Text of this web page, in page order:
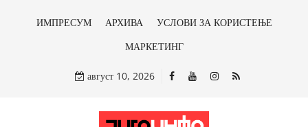
ИМПРЕСУМ АРХИВА
УСЛОВИ ЗА КОРИСТЕЊЕ
МАРКЕТИНГ
август 10, 2026